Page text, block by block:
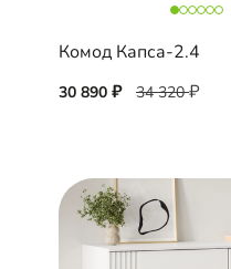
Комод Капса-2.4
30 890 34 320